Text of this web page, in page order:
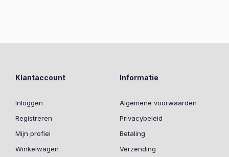
Klantaccount
Inloggen
Registreren
Mijn profiel
Winkelwagen
Informatie
Algemene voorwaarden
Privacybeleid
Betaling
Verzending